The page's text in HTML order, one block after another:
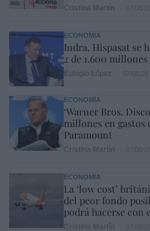
ECONOMÍA
Indra. Hispasat se
2 de 1.600 millones
ECONOMÍA
‘Warner Bros.
millones en gastos
Paramount
ECONOMÍA
La ‘low cost’
del peor fondo
podrá hacerse